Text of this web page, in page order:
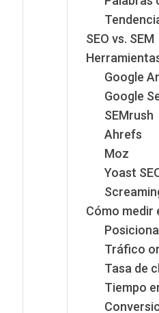
SEO vs. SEM
Google
Google
SEMrush
Ahrefs
Moz
Yoast
Cómo medir
Tráfico
Tasa de
Tiempo